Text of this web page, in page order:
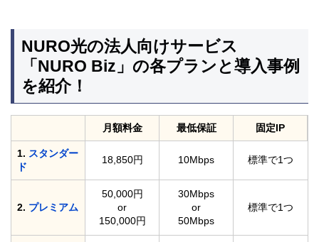
NURO光の法人向けサービス
「NURO Biz」の各プランと導入事例
を紹介！
月額料金 最低保証 固定IP
1. スタンダー
ド
18,850円 10Mbps 標準で1つ
2. プレミアム
50,000円
or
150,000円
30Mbps
or
50Mbps
標準で1つ